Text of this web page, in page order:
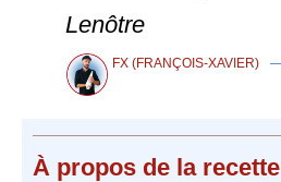
Lenôtre
FX (FRANÇOIS-XAVIER)
À propos de la recette